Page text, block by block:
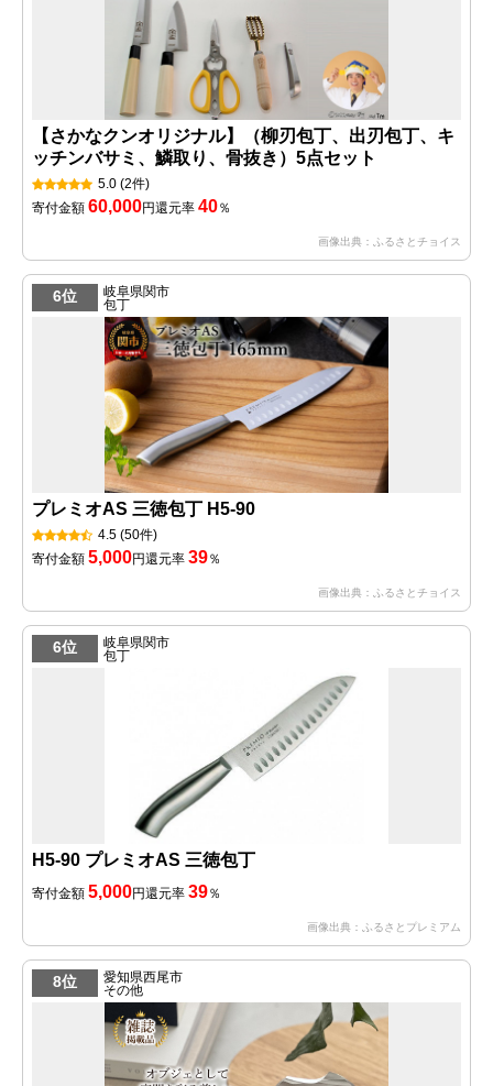
【さかなクンオリジナル】（柳刃包丁、出刃包丁、キ
ッチンバサミ、鱗取り、骨抜き）5点セット
5.0 (2件)
寄付金額 60,000円還元率 40％
画像出典：ふるさとチョイス
6位
岐阜県関市
包丁
プレミオAS 三徳包丁 H5-90
4.5 (50件)
寄付金額 5,000円還元率 39％
画像出典：ふるさとチョイス
6位
岐阜県関市
包丁
H5-90 プレミオAS 三徳包丁
寄付金額 5,000円還元率 39％
画像出典：ふるさとプレミアム
8位
愛知県西尾市
その他